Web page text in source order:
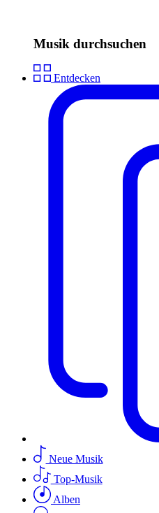
Musik durchsuchen
Entdecken
Neue Musik
Top-Musik
Alben